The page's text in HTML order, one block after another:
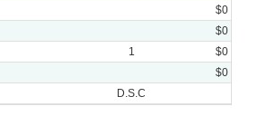
$0
$0
1
$0
$0
D.S.C